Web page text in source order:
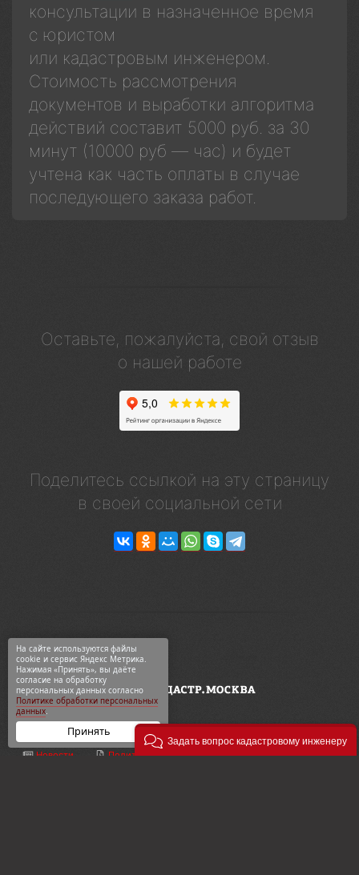
консультации в назначенное время
с юристом
или кадастровым инженером.
Стоимость рассмотрения
документов и выработки алгоритма
действий составит 5000 руб. за 30
минут (10000 руб — час) и будет
учтена как часть оплаты в случае
последующего заказа работ.
Оставьте, пожалуйста, свой отзыв
о нашей работе
Поделитесь ссылкой на эту страницу
в своей социальной сети
Новости
Политика конф-ти
ООО «Геодезия и кадастр»
На сайте используются файлы
cookie и сервис Яндекс Метрика.
Нажимая «Принять», вы даёте
согласие на обработку
персональных данных согласно
Политике обработки персональных
данных.
Принять
Задать вопрос кадастровому инженеру